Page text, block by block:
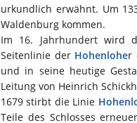
urkundlich erwähnt. Um
Waldenburg kommen.
Im 16. Jahrhundert wird
Seitenlinie der Hohenloher
und in seine heutige
Leitung von Heinrich
1679 stirbt die Linie
Teile des Schlosses